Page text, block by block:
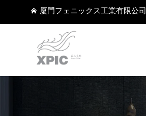
厦門フェニックス工業有限公司